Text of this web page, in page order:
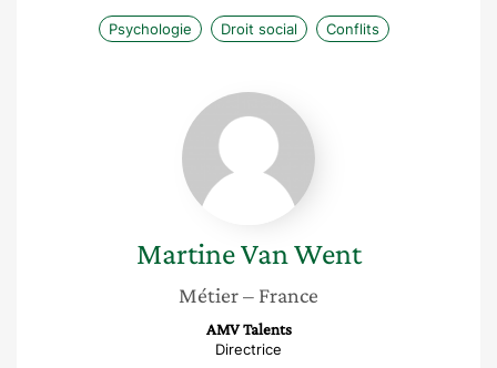
Psychologie Droit social Conflits
Martine
Van
Went
MartineVan Went
Métier– France
AMV Talents
Directrice